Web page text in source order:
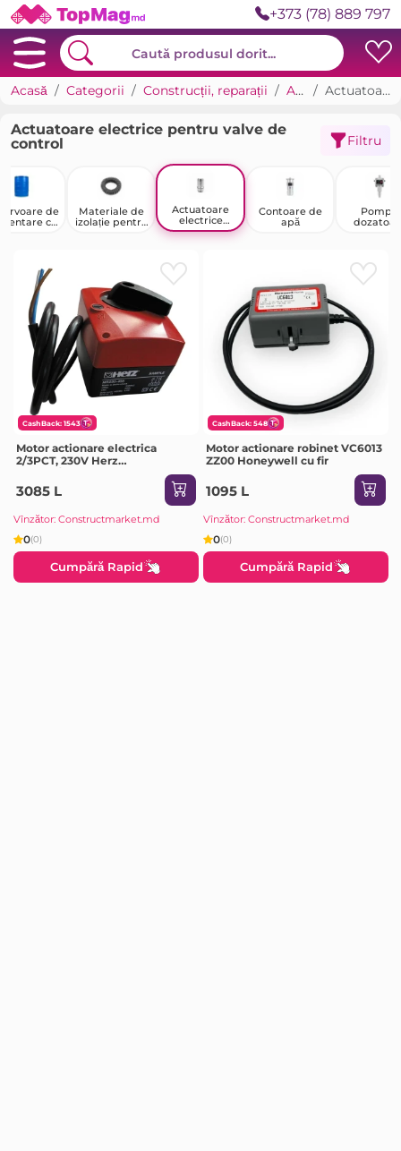
+373 (78) 889 797
Acasă Categorii Construcții, reparații Apă și canalizare Actuatoare electrice pentru valve de control
Actuatoare electrice pentru valve de
control
Filtru
de
cu
Materiale de
izolație pentru
Actuatoare
electrice
pentru valve
Contoare de
apă
Pompe
CashBack: 1543
Motor actionare electrica
2/3PCT, 230V Herz
3085 L
Vînzător: Constructmarket.md
0(0)
Cumpără Rapid
CashBack: 548
Motor actionare robinet VC6013
ZZ00 Honeywell cu fir
1095 L
Vînzător: Constructmarket.md
0(0)
Cumpără Rapid